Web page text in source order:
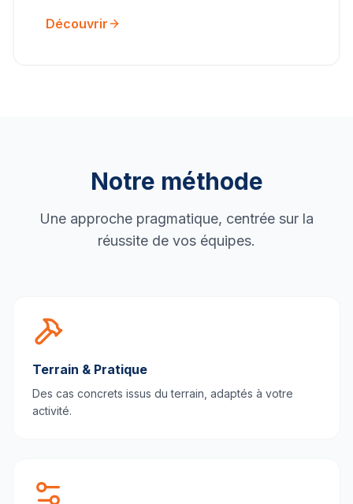
Découvrir
Notre méthode
Une approche pragmatique, centrée sur la
réussite de vos équipes.
Terrain & Pratique
Des cas concrets issus du terrain, adaptés à votre
activité.